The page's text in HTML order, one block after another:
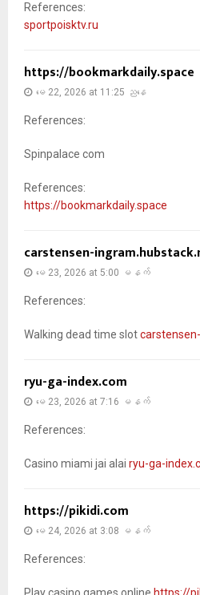
References:
sportpoisktv.ru
https://bookmarkdaily.space
မေ 22, 2026 at 11:25 ညနေ
References:
Spinpalace com
References:
https://bookmarkdaily.space
carstensen-
မေ 23, 2026 at 5:00 မနက်
References:
Walking dead time slot
ryu-ga-index.com
မေ 23, 2026 at 7:16 မနက်
References:
Casino miami jai alai ryu-ga-
https://pikidi.com
မေ 24, 2026 at 3:08 မနက်
References: